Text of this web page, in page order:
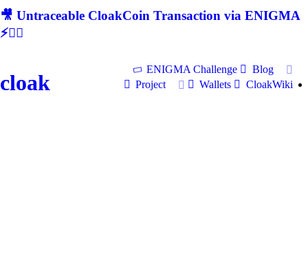
🎥 Untraceable CloakCoin Transaction via ENIGMA
⚡🕵‍♂
cloak
ENIGMA Challenge
Blog
Project
Wallets CloakWiki